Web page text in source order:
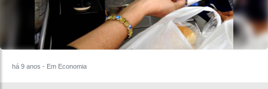
há 9 anos - Em Economia